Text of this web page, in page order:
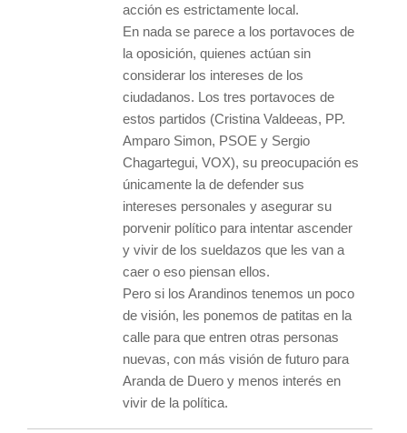
acción es estrictamente local.
En nada se parece a los portavoces de
la oposición, quienes actúan sin
considerar los intereses de los
ciudadanos. Los tres portavoces de
estos partidos (Cristina Valdeeas, PP.
Amparo Simon, PSOE y Sergio
Chagartegui, VOX), su preocupación es
únicamente la de defender sus
intereses personales y asegurar su
porvenir político para intentar ascender
y vivir de los sueldazos que les van a
caer o eso piensan ellos.
Pero si los Arandinos tenemos un poco
de visión, les ponemos de patitas en la
calle para que entren otras personas
nuevas, con más visión de futuro para
Aranda de Duero y menos interés en
vivir de la política.